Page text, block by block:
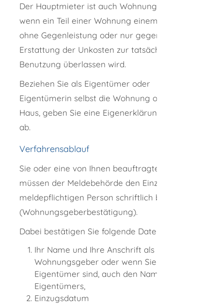
Der Hauptmieter ist auch Wohnungsgeber,
wenn ein Teil einer Wohnung einem Dritten
ohne Gegenleistung oder nur gegen
Erstattung der Unkosten zur tatsächlichen
Benutzung überlassen wird.
Beziehen Sie als Eigentümer oder
Eigentümerin selbst die Wohnung oder das
Haus, geben Sie eine Eigenerklärung für sich
ab.
Verfahrensablauf
Sie oder eine von Ihnen beauftragte Person
müssen der Meldebehörde den Einzug der
meldepflichtigen Person schriftlich bestätigen
(Wohnungsgeberbestätigung).
Dabei bestätigen Sie folgende Daten:
Ihr Name und Ihre Anschrift als
Wohnungsgeber oder wenn Sie nicht
Eigentümer sind, auch den Namen des
Eigentümers,
Einzugsdatum